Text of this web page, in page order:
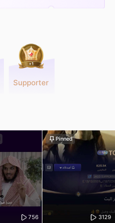
Supporter
756 3129
Pinned